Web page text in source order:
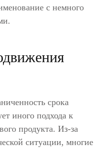
с немного
срока
иного подхода к
продукта. Из-за
ситуации, многие